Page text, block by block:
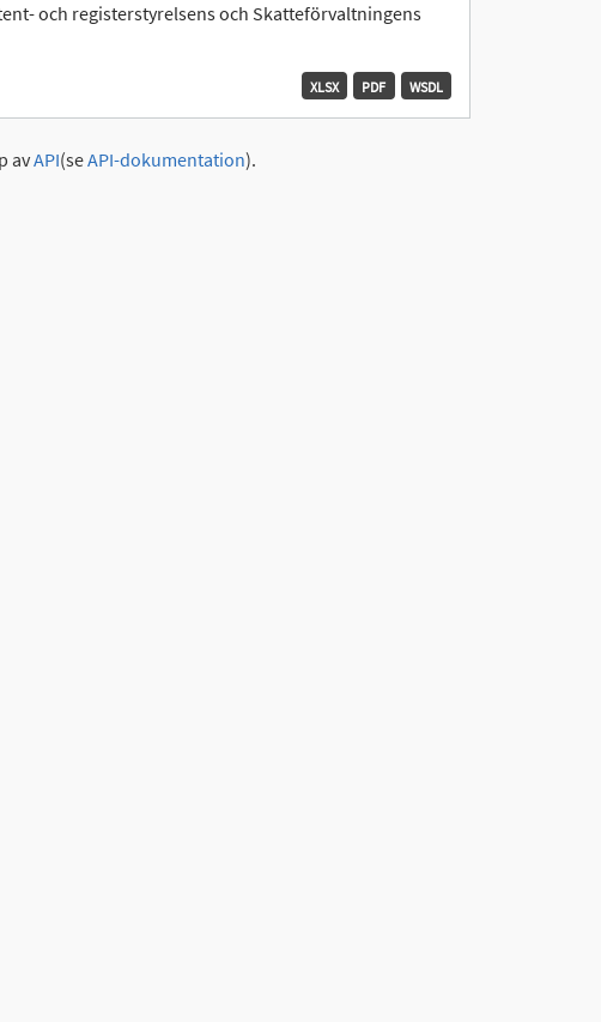
och registerstyrelsens och Skatteförvaltningens
WSDL
PDF
XLSX
avAPI(seAPI-dokumentation).